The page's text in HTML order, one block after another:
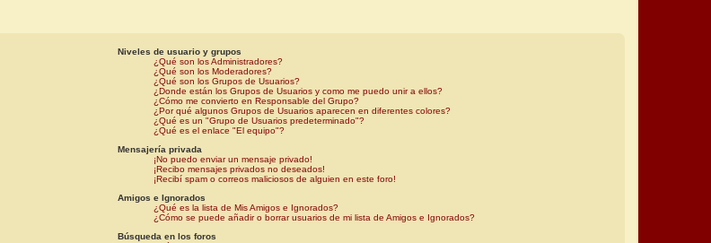
Niveles de usuario y grupos
¿Qué son los Administradores?
¿Qué son los Moderadores?
¿Qué son los Grupos de Usuarios?
¿Donde están los Grupos de Usuarios y como me puedo unir a ellos?
¿Cómo me convierto en Responsable del Grupo?
¿Por qué algunos Grupos de Usuarios aparecen en diferentes colores?
¿Qué es un "Grupo de Usuarios predeterminado"?
¿Qué es el enlace "El equipo"?
Mensajería privada
¡No puedo enviar un mensaje privado!
¡Recibo mensajes privados no deseados!
¡Recibí spam o correos maliciosos de alguien en este foro!
Amigos e Ignorados
¿Qué es la lista de Mis Amigos e Ignorados?
¿Cómo se puede añadir o borrar usuarios de mi lista de Amigos e Ignorados?
Búsqueda en los foros